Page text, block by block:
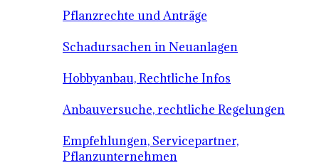
Pflanzrechte und Anträge
Schadursachen in Neuanlagen
Hobbyanbau, Rechtliche Infos
Anbauversuche, rechtliche Regelungen
Empfehlungen, Servicepartner,
Pflanzunternehmen